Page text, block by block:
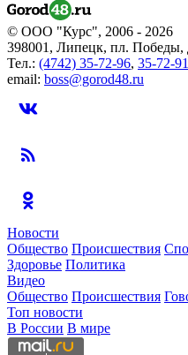
© ООО "Курс", 2006 - 2026
398001, Липецк, пл. Победы,
Тел.: (4742) 35-72-96, 35-72-91
email: boss@gorod48.ru
Новости
Общество Происшествия
Здоровье Политика
Видео
Общество Происшествия
Топ новости
В России В мире